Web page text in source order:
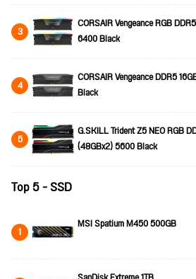
3
CORSAIR Vengeance RGB
6400 Black
4
CORSAIR Vengeance DDR5
Black
5
G.SKILL Trident Z5 NEO RGB
(48GBx2) 5600 Black
Top 5 - SSD
1 MSI Spatium M450 500GB